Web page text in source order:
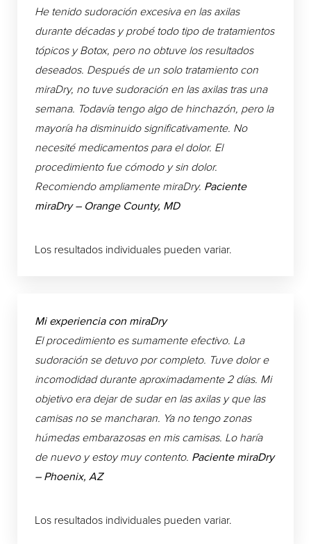
He tenido sudoración excesiva en las axilas
durante décadas y probé todo tipo de tratamientos
tópicos y Botox, pero no obtuve los resultados
deseados. Después de un solo tratamiento con
miraDry, no tuve sudoración en las axilas tras una
semana. Todavía tengo algo de hinchazón, pero la
mayoría ha disminuido significativamente. No
necesité medicamentos para el dolor. El
procedimiento fue cómodo y sin dolor.
Recomiendo ampliamente miraDry. Paciente
miraDry – Orange County, MD
Los resultados individuales pueden variar.
Mi experiencia con miraDry
El procedimiento es sumamente efectivo. La
sudoración se detuvo por completo. Tuve dolor e
incomodidad durante aproximadamente 2 días. Mi
objetivo era dejar de sudar en las axilas y que las
camisas no se mancharan. Ya no tengo zonas
húmedas embarazosas en mis camisas. Lo haría
de nuevo y estoy muy contento. Paciente miraDry
– Phoenix, AZ
Los resultados individuales pueden variar.